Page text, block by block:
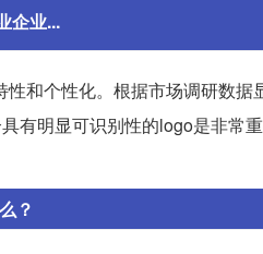
企业...
和个性化。根据市场调研数
有明显可识别性的logo是非常
？